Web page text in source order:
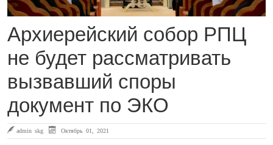
Архиерейский собор РПЦ
не будет рассматривать
вызвавший споры
документ по ЭКО
admin skg Октябрь 01, 2021